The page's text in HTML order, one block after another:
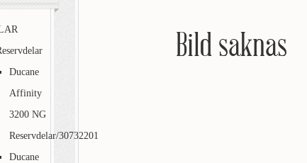
Bild saknas
Ducane
Affinity
3200 NG
Reservdelar/30732201
Ducane